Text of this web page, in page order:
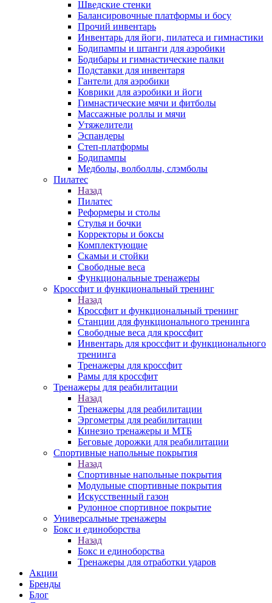
Шведские стенки
Балансировочные платформы и босу
Прочий инвентарь
Инвентарь для йоги, пилатеса и гимнастики
Бодипампы и штанги для аэробики
Бодибары и гимнастические палки
Подставки для инвентаря
Гантели для аэробики
Коврики для аэробики и йоги
Гимнастические мячи и фитболы
Массажные роллы и мячи
Утяжелители
Эспандеры
Степ-платформы
Бодипампы
Медболы, волболлы, слэмболы
Пилатес
Назад
Пилатес
Реформеры и столы
Стулья и бочки
Корректоры и боксы
Комплектующие
Скамьи и стойки
Свободные веса
Функциональные тренажеры
Кроссфит и функциональный тренинг
Назад
Кроссфит и функциональный тренинг
Станции для функционального тренинга
Свободные веса для кроссфит
Инвентарь для кроссфит и функционального
тренинга
Тренажеры для кроссфит
Рамы для кроссфит
Тренажеры для реабилитации
Назад
Тренажеры для реабилитации
Эргометры для реабилитации
Кинезио тренажеры и МТБ
Беговые дорожки для реабилитации
Спортивные напольные покрытия
Назад
Спортивные напольные покрытия
Модульные спортивные покрытия
Искусственный газон
Рулонное спортивное покрытие
Универсальные тренажеры
Бокс и единоборства
Назад
Бокс и единоборства
Тренажеры для отработки ударов
Акции
Бренды
Блог